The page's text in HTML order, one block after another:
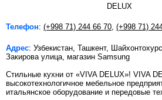
Телефон: (+998 71) 244 66 70 (+998 71)
Адрес: Узбекистан, Ташкент,
Закирова улица, магазин Samsung
Стильные кухни от «VIVA DELUX»! VIVA
высокотехнологичное мебельное
итальянское оборудование и передовые